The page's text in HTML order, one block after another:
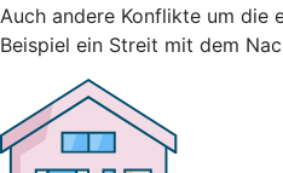
Auch andere Konflikte um die
Beispiel ein Streit mit dem